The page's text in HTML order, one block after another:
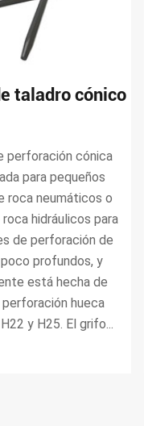
taladro cónico
perforación cónica
para pequeños
roca neumáticos o
hidráulicos para
de perforación de
profundos, y
está hecha de
hueca
y H25. El grifo...